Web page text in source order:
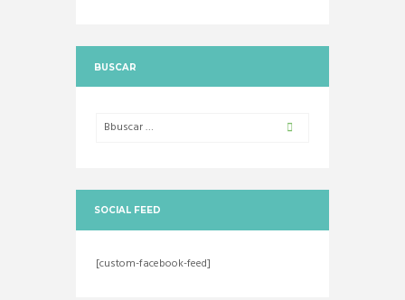
BUSCAR
SOCIAL FEED
[custom-facebook-feed]